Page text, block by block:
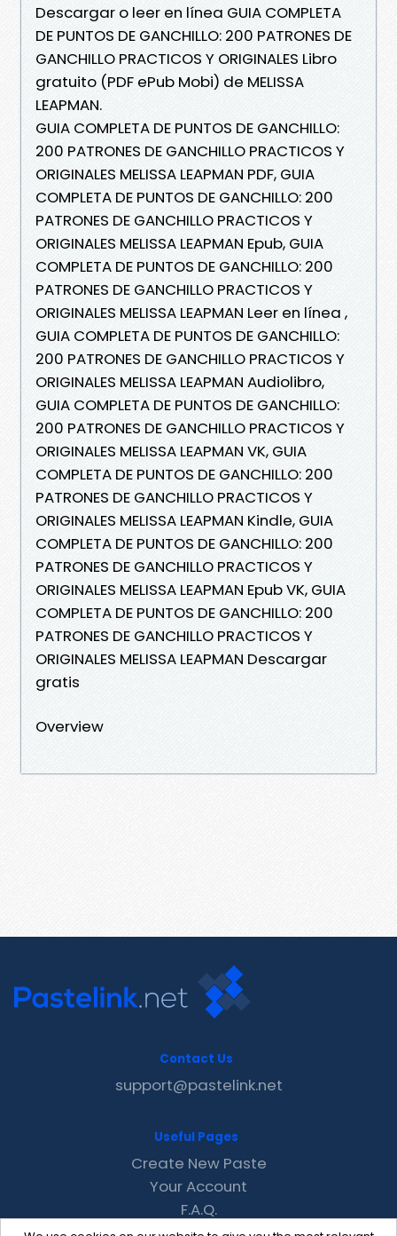
Descargar o leer en línea GUIA COMPLETA
DE PUNTOS DE GANCHILLO: 200 PATRONES DE
GANCHILLO PRACTICOS Y ORIGINALES Libro
gratuito (PDF ePub Mobi) de MELISSA
LEAPMAN.
GUIA COMPLETA DE PUNTOS DE GANCHILLO:
200 PATRONES DE GANCHILLO PRACTICOS Y
ORIGINALES MELISSA LEAPMAN PDF, GUIA
COMPLETA DE PUNTOS DE GANCHILLO: 200
PATRONES DE GANCHILLO PRACTICOS Y
ORIGINALES MELISSA LEAPMAN Epub, GUIA
COMPLETA DE PUNTOS DE GANCHILLO: 200
PATRONES DE GANCHILLO PRACTICOS Y
ORIGINALES MELISSA LEAPMAN Leer en línea ,
GUIA COMPLETA DE PUNTOS DE GANCHILLO:
200 PATRONES DE GANCHILLO PRACTICOS Y
ORIGINALES MELISSA LEAPMAN Audiolibro,
GUIA COMPLETA DE PUNTOS DE GANCHILLO:
200 PATRONES DE GANCHILLO PRACTICOS Y
ORIGINALES MELISSA LEAPMAN VK, GUIA
COMPLETA DE PUNTOS DE GANCHILLO: 200
PATRONES DE GANCHILLO PRACTICOS Y
ORIGINALES MELISSA LEAPMAN Kindle, GUIA
COMPLETA DE PUNTOS DE GANCHILLO: 200
PATRONES DE GANCHILLO PRACTICOS Y
ORIGINALES MELISSA LEAPMAN Epub VK, GUIA
COMPLETA DE PUNTOS DE GANCHILLO: 200
PATRONES DE GANCHILLO PRACTICOS Y
ORIGINALES MELISSA LEAPMAN Descargar
gratis
Overview
Contact Us
support@pastelink.net
Useful Pages
Create New Paste
Your Account
F.A.Q.